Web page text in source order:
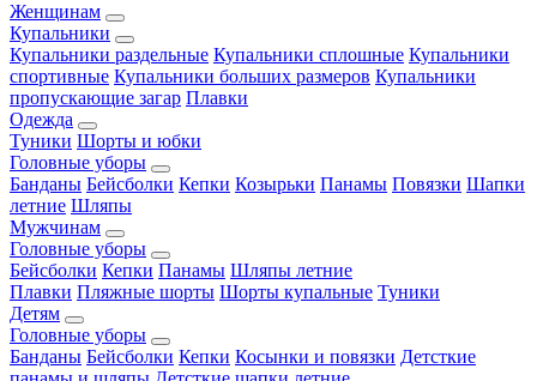
Женщинам
Купальники
Купальники раздельные Купальники сплошные Купальники
спортивные Купальники больших размеров Купальники
пропускающие загар Плавки
Одежда
Туники Шорты и юбки
Головные уборы
Банданы Бейсболки Кепки Козырьки Панамы Повязки Шапки
летние Шляпы
Мужчинам
Головные уборы
Бейсболки Кепки Панамы Шляпы летние
Плавки Пляжные шорты Шорты купальные Туники
Детям
Головные уборы
Банданы Бейсболки Кепки Косынки и повязки Детсткие